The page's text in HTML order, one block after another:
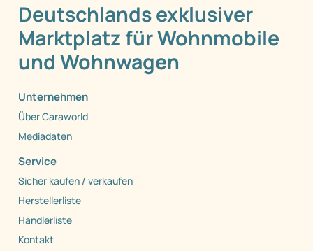
Deutschlands exklusiver
Marktplatz für Wohnmobile
und Wohnwagen
Unternehmen
Über Caraworld
Mediadaten
Service
Sicher kaufen / verkaufen
Herstellerliste
Händlerliste
Kontakt